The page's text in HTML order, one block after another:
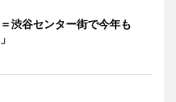
渋谷センター街で今年も